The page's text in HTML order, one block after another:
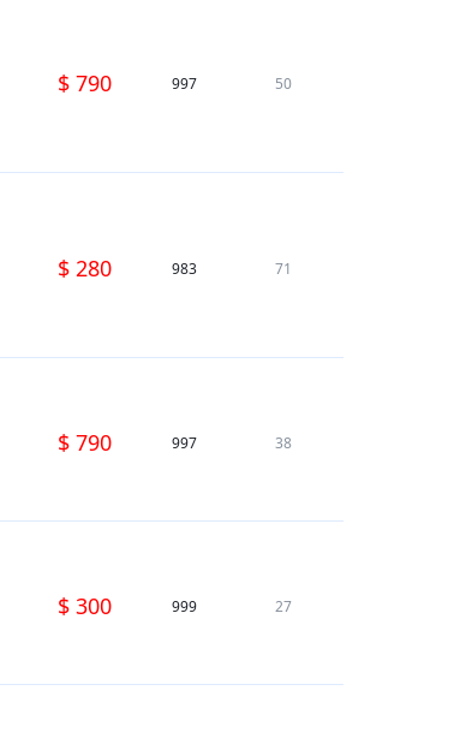
$ 790 997 50
$ 280 983 71
$ 790 997 38
$ 300 999 27